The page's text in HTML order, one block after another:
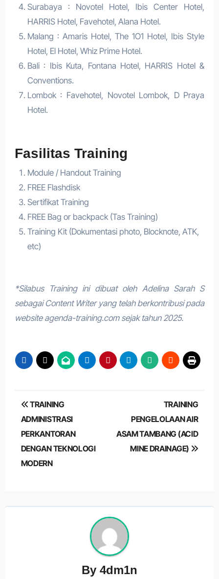
Surabaya : Novotel Hotel, Ibis Center Hotel,
HARRIS Hotel, Favehotel, Alana Hotel.
Malang : Amaris Hotel, The 1O1 Hotel, Ibis Style
Hotel, El Hotel, Whiz Prime Hotel.
Bali : Ibis Kuta, Fontana Hotel, HARRIS Hotel &
Conventions.
Lombok : Favehotel, Novotel Lombok, D Praya
Hotel.
Fasilitas Training
Module / Handout Training
FREE Flashdisk
Sertifikat Training
FREE Bag or backpack (Tas Training)
Training Kit (Dokumentasi photo, Blocknote, ATK,
etc)
*Silabus Training ini dibuat oleh Adelina Sarah S
sebagai Content Writer yang telah berkontribusi pada
website agenda-training.com sejak tahun 2025.
Post
navigation
TRAINING
ADMINISTRASI
PERKANTORAN
DENGAN TEKNOLOGI
MODERN
TRAINING
PENGELOLAAN AIR
ASAM TAMBANG (ACID
MINE DRAINAGE)
By 4dm1n